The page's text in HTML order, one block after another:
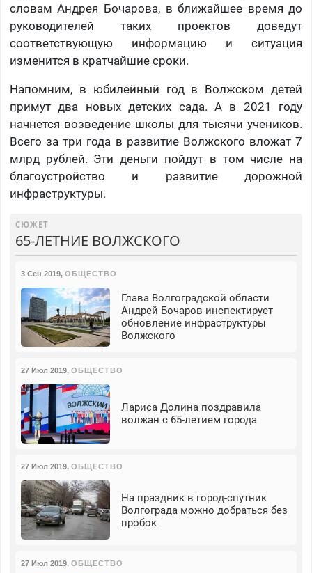
словам Андрея Бочарова, в ближайшее время до
руководителей таких проектов доведут
соответствующую информацию и ситуация
изменится в кратчайшие сроки.
Напомним, в юбилейный год в Волжском детей
примут два новых детских сада. А в 2021 году
начнется возведение школы для тысячи учеников.
Всего за три года в развитие Волжского вложат 7
млрд рублей. Эти деньги пойдут в том числе на
благоустройство и развитие дорожной
инфраструктуры.
СЮЖЕТ
65-ЛЕТНИЕ ВОЛЖСКОГО
3 Сен 2019, ОБЩЕСТВО
Глава Волгоградской области
Андрей Бочаров инспектирует
обновление инфраструктуры
Волжского
27 Июл 2019, ОБЩЕСТВО
Лариса Долина поздравила
волжан с 65-летием города
27 Июл 2019, ОБЩЕСТВО
На праздник в город-спутник
Волгограда можно добраться без
пробок
27 Июл 2019, ОБЩЕСТВО